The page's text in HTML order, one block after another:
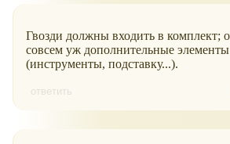
Гвозди должны входить в комплект;
совсем уж дополнительные
(инструменты, подставку...).
ответить